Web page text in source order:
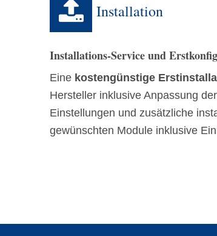
Installation
Installations-Service und
Eine kostengünstige
Hersteller inklusive Anpassung
Einstellungen und zusätzliche
gewünschten Module inklusive